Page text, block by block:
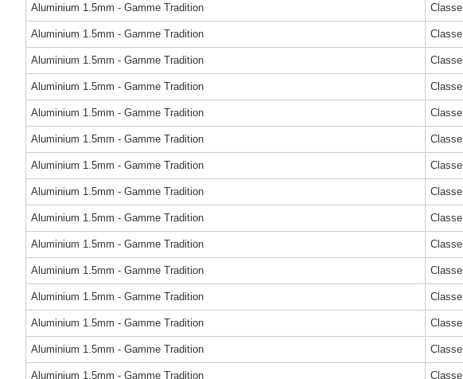
Aluminium 1.5mm - Gamme Tradition
Aluminium 1.5mm - Gamme Tradition
Aluminium 1.5mm - Gamme Tradition
Aluminium 1.5mm - Gamme Tradition
Aluminium 1.5mm - Gamme Tradition
Aluminium 1.5mm - Gamme Tradition
Aluminium 1.5mm - Gamme Tradition
Aluminium 1.5mm - Gamme Tradition
Aluminium 1.5mm - Gamme Tradition
Aluminium 1.5mm - Gamme Tradition
Aluminium 1.5mm - Gamme Tradition
Aluminium 1.5mm - Gamme Tradition
Aluminium 1.5mm - Gamme Tradition
Aluminium 1.5mm - Gamme Tradition
Aluminium 1.5mm - Gamme Tradition